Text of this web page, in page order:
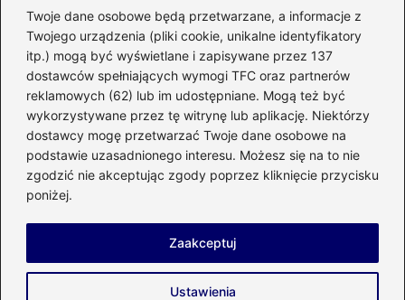
Twoje dane osobowe będą przetwarzane, a informacje z
Twojego urządzenia (pliki cookie, unikalne identyfikatory
itp.) mogą być wyświetlane i zapisywane przez 137
dostawców spełniających wymogi TFC oraz partnerów
reklamowych (62) lub im udostępniane. Mogą też być
wykorzystywane przez tę witrynę lub aplikację. Niektórzy
dostawcy mogę przetwarzać Twoje dane osobowe na
podstawie uzasadnionego interesu. Możesz się na to nie
zgodzić nie akceptując zgody poprzez kliknięcie przycisku
poniżej.
Ustawienia
Zaakceptuj
Kategorie
Budowa (285)
Dom(207)
Energetyka(21)
Meble i elektronika(23)
Ogród(51)
Remont(78)
Prywatność Zasady użytkowania